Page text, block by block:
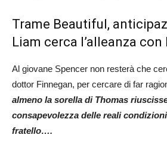
Trame Beautiful,
Liam cerca l’alleanza con
Al giovane Spencer non resterà che
dottor Finnegan, per cercare di far
almeno la sorella di Thomas
consapevolezza delle reali
fratello….